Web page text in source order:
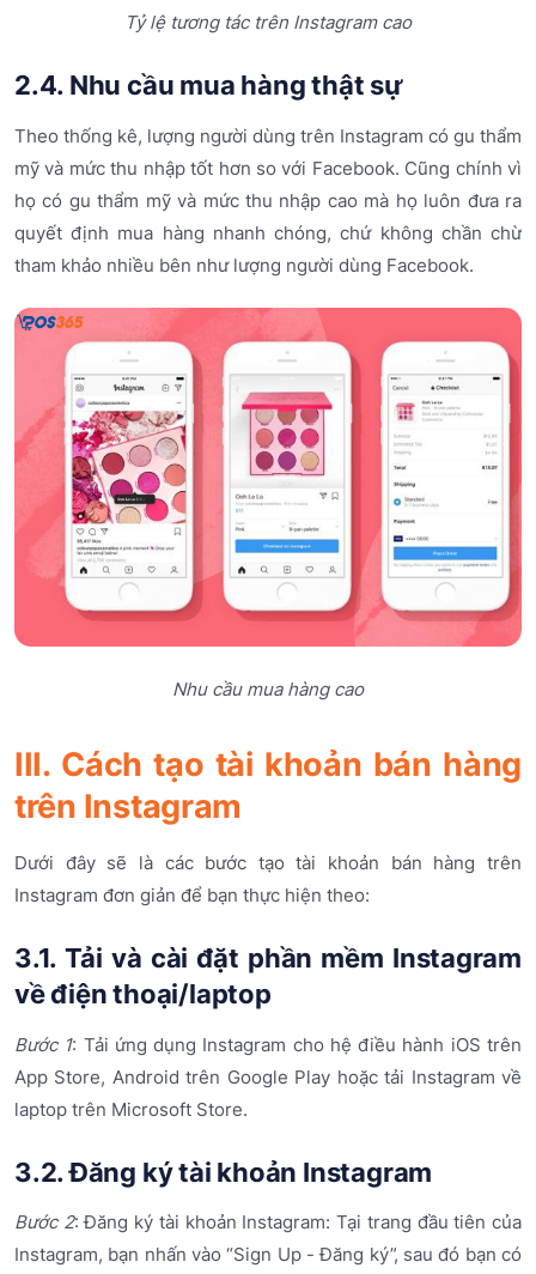
Tỷ lệ tương tác trên Instagram cao
2.4. Nhu cầu mua hàng thật sự
Theo thống kê, lượng người dùng trên Instagram có gu thẩm
mỹ và mức thu nhập tốt hơn so với Facebook. Cũng chính vì
họ có gu thẩm mỹ và mức thu nhập cao mà họ luôn đưa ra
quyết định mua hàng nhanh chóng, chứ không chần chừ
tham khảo nhiều bên như lượng người dùng Facebook.
Nhu cầu mua hàng cao
III. Cách tạo tài khoản bán hàng
trên Instagram
Dưới đây sẽ là các bước tạo tài khoản bán hàng trên
Instagram đơn giản để bạn thực hiện theo:
3.1. Tải và cài đặt phần mềm Instagram
về điện thoại/laptop
Bước 1: Tải ứng dụng Instagram cho hệ điều hành iOS trên
App Store, Android trên Google Play hoặc tải Instagram về
laptop trên Microsoft Store.
3.2. Đăng ký tài khoản Instagram
Bước 2: Đăng ký tài khoản Instagram: Tại trang đầu tiên của
Instagram, bạn nhấn vào “Sign Up - Đăng ký”, sau đó bạn có